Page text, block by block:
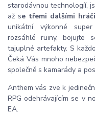
starodávnou technologíí,
až se třemi dalšími hráči
unikátní výkonné
rozsáhlé ruiny, bojujte
tajuplné artefakty. S
Čeká Vás mnoho
společně s kamarády a
Anthem vás zve k
RPG odehrávajícím se v
EA.